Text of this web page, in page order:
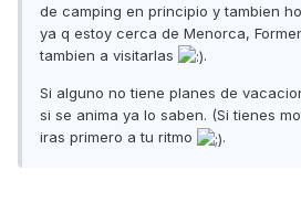
de camping en principio y tambien
ya q estoy cerca de Menorca,
tambien a visitarlas
.
Si alguno no tiene planes de
si se anima ya lo saben. (Si tienes
iras primero a tu ritmo
.